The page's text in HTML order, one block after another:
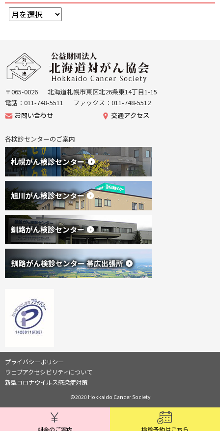
検診予約はこちら
料金のご案内
ア
ー
機
メ
ュ
ー
へ
戻
団
〒065-0026
北海道札幌市東区北26条東14丁目1-15
電話：011-748-5511
ファックス：011-748-5512
お問い合わせ 交通アクセス
各検診センターのご案内
(
新
規
ウ
ド
(
部
サ
イ
ト
サ
イ
情
プライバシーポリシー
ウェブアクセシビリティについて
新型コロナウイルス感染症対策
©2020 Hokkaido Cancer Society